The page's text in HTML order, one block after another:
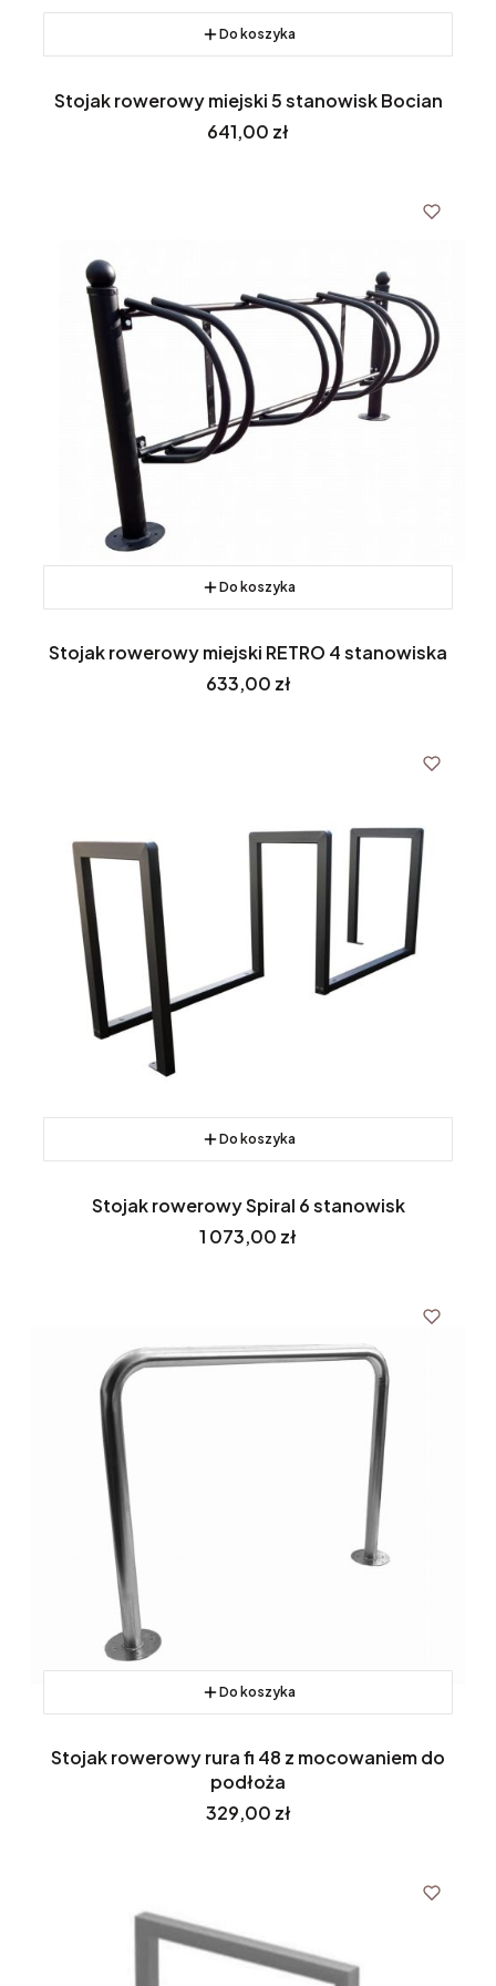
Do koszyka
Stojak rowerowy miejski 5 stanowisk Bocian
Cena
641,00 zł
Do koszyka
Stojak rowerowy miejski RETRO 4 stanowiska
Cena
633,00 zł
Do koszyka
Stojak rowerowy Spiral 6 stanowisk
Cena
1 073,00 zł
Do koszyka
Stojak rowerowy rura fi 48 z mocowaniem do
podłoża
Cena
329,00 zł